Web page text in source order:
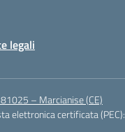
legali
– Marcianise (CE)
elettronica certificata (PEC):